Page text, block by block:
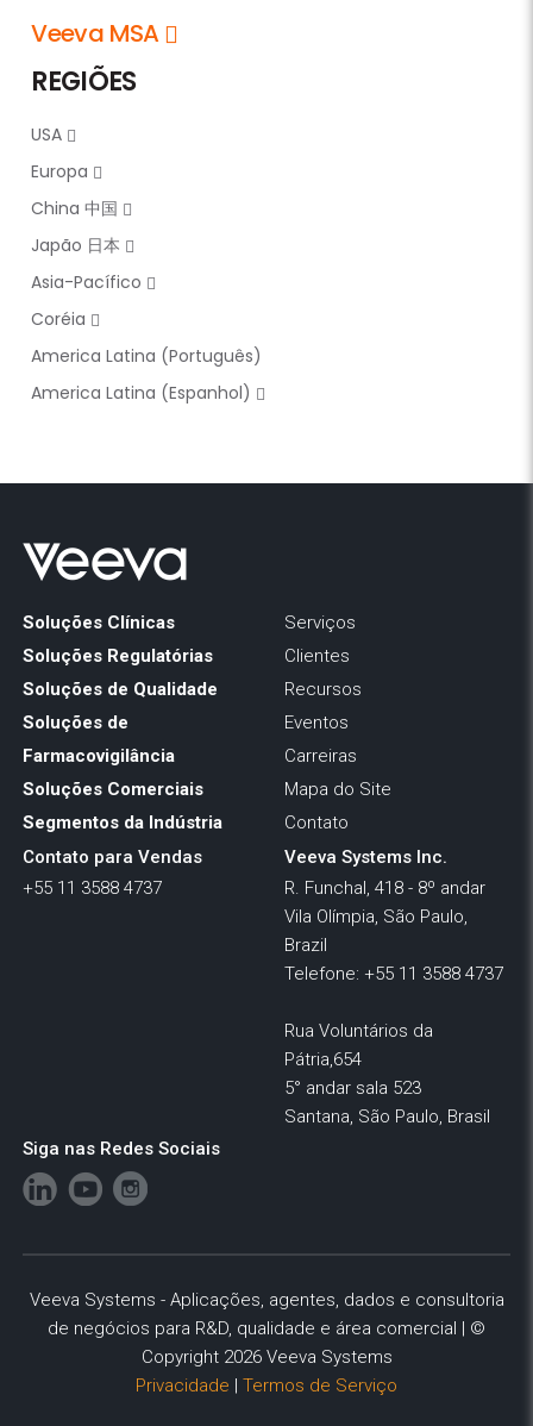
Veeva MSA
REGIÕES
USA
Europa
China 中国
Japão 日本
Asia-Pacífico
Coréia
America Latina (Português)
America Latina (Espanhol)
Soluções Clínicas
Soluções Regulatórias
Soluções de Qualidade
Soluções de
Farmacovigilância
Soluções Comerciais
Segmentos da Indústria
Serviços
Clientes
Recursos
Eventos
Carreiras
Mapa do Site
Contato
Contato para Vendas
+55 11 3588 4737
Veeva Systems Inc.
R. Funchal, 418 - 8º andar
Vila Olímpia, São Paulo,
Brazil
Telefone: +55 11 3588 4737
Rua Voluntários da
Pátria,654
5° andar sala 523
Santana, São Paulo, Brasil
Siga nas Redes Sociais
Veeva Systems - Aplicações, agentes, dados e consultoria
de negócios para R&D, qualidade e área comercial | ©
Copyright 2026 Veeva Systems
Privacidade | Termos de Serviço